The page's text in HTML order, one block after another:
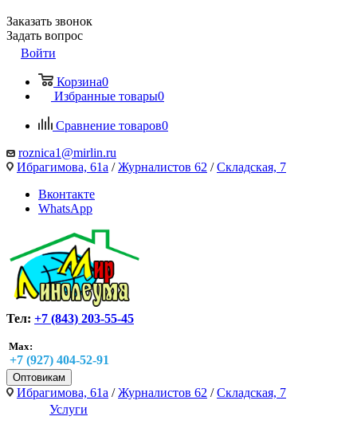
Заказать звонок
Задать вопрос
Войти
Корзина0
Избранные товары0
Сравнение товаров0
roznica1@mirlin.ru
Ибрагимова, 61а /Журналистов 62 /Складская, 7
Вконтакте
WhatsApp
Тел: +7 (843) 203-55-45
Max:
+7 (927) 404-52-91
Оптовикам
Ибрагимова, 61а /Журналистов 62 /Складская, 7
Услуги